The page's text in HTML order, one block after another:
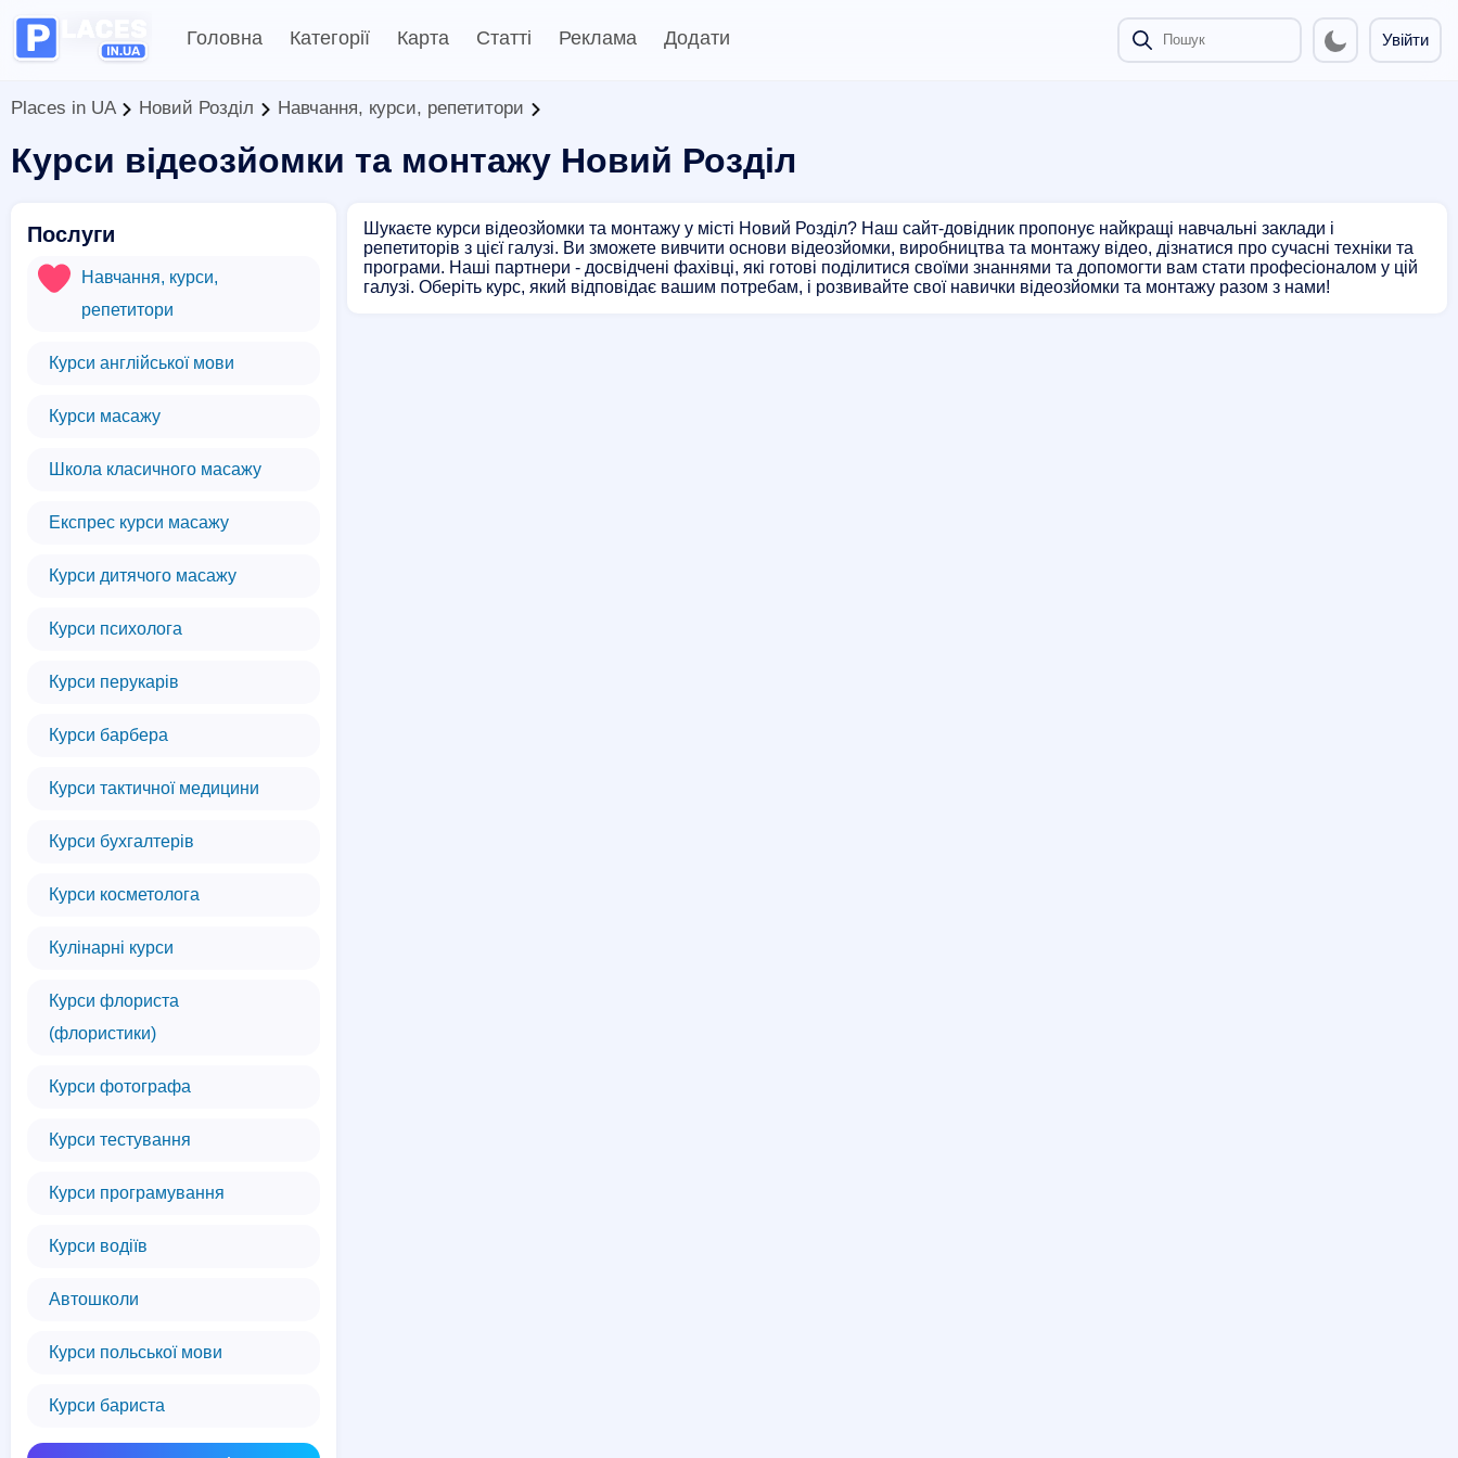
Головна Категорії Карта Статті Реклама Додати Увійти
Places in UA Новий Розділ Навчання, курси, репетитори
Курси відеозйомки та монтажу Новий Розділ
Послуги
Навчання, курси,
репетитори
Курси англійської мови
Курси масажу
Школа класичного масажу
Експрес курси масажу
Курси дитячого масажу
Курси психолога
Курси перукарів
Курси барбера
Курси тактичної медицини
Курси бухгалтерів
Курси косметолога
Кулінарні курси
Курси флориста
(флористики)
Курси фотографа
Курси тестування
Курси програмування
Курси водіїв
Автошколи
Курси польської мови
Курси бариста
Шукаєте курси відеозйомки та монтажу у місті Новий Розділ? Наш сайт-довідник пропонує найкращі навчальні заклади і
репетиторів з цієї галузі. Ви зможете вивчити основи відеозйомки, виробництва та монтажу відео, дізнатися про сучасні техніки та
програми. Наші партнери - досвідчені фахівці, які готові поділитися своїми знаннями та допомогти вам стати професіоналом у цій
галузі. Оберіть курс, який відповідає вашим потребам, і розвивайте свої навички відеозйомки та монтажу разом з нами!